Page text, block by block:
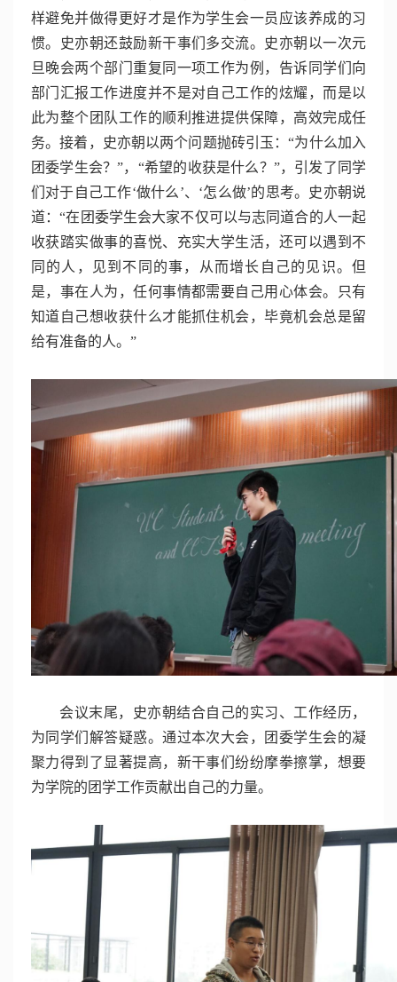
样避免并做得更好才是作为学生会一员应该养成的习
惯。史亦朝还鼓励新干事们多交流。史亦朝以一次元
旦晚会两个部门重复同一项工作为例，告诉同学们向
部门汇报工作进度并不是对自己工作的炫耀，而是以
此为整个团队工作的顺利推进提供保障，高效完成任
务。接着，史亦朝以两个问题抛砖引玉：“为什么加入
团委学生会？”，“希望的收获是什么？”，引发了同学
们对于自己工作‘做什么’、‘怎么做’的思考。史亦朝说
道：“在团委学生会大家不仅可以与志同道合的人一起
收获踏实做事的喜悦、充实大学生活，还可以遇到不
同的人，见到不同的事，从而增长自己的见识。但
是，事在人为，任何事情都需要自己用心体会。只有
知道自己想收获什么才能抓住机会，毕竟机会总是留
给有准备的人。”
会议末尾，史亦朝结合自己的实习、工作经历，
为同学们解答疑惑。通过本次大会，团委学生会的凝
聚力得到了显著提高，新干事们纷纷摩拳擦掌，想要
为学院的团学工作贡献出自己的力量。